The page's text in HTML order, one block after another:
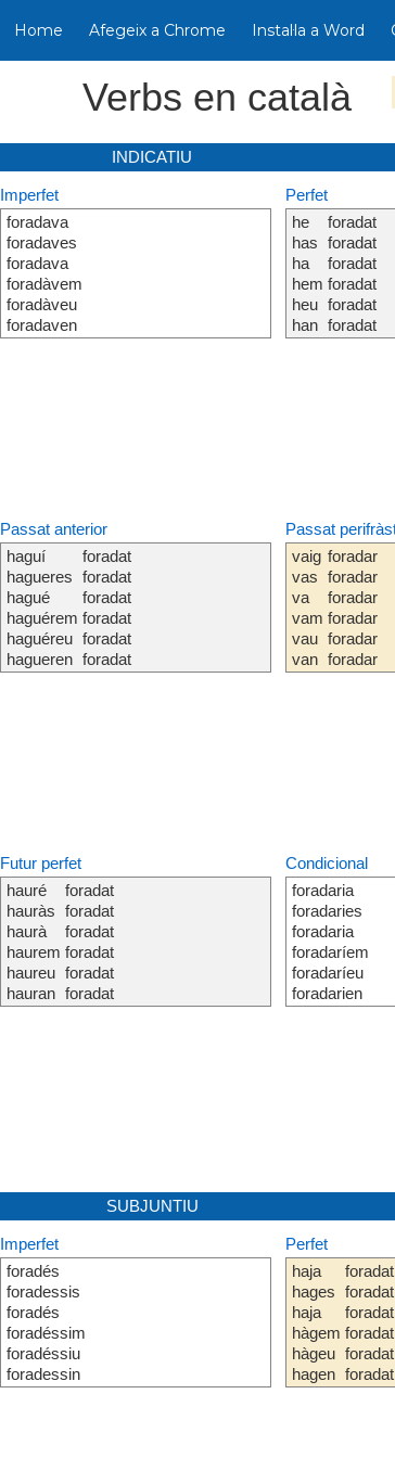
Home Afegeix a Chrome Instal·la a Word
Verbs en català
INDICATIU
Imperfet
foradava
foradaves
foradava
foradàvem
foradàveu
foradaven
Perfet
he
has
ha
hem
heu
han
foradat
foradat
foradat
foradat
foradat
foradat
Passat anterior
haguí
hagueres
hagué
haguérem
haguéreu
hagueren
foradat
foradat
foradat
foradat
foradat
foradat
Passat
vaig
vas
va
vam
vau
van
foradar
foradar
foradar
foradar
foradar
foradar
Futur perfet
hauré
hauràs
haurà
haurem
haureu
hauran
foradat
foradat
foradat
foradat
foradat
foradat
Condicional
foradaria
foradaries
foradaria
foradaríem
foradaríeu
foradarien
SUBJUNTIU
Imperfet
foradés
foradessis
foradés
foradéssim
foradéssiu
foradessin
Perfet
haja
hages
haja
hàgem
hàgeu
hagen
foradat
foradat
foradat
foradat
foradat
foradat